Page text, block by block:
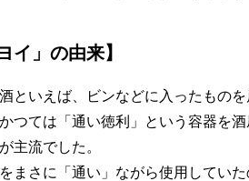
イ」の由来】
といえば、ビンなどに入ったもの
つては「通い徳利」という容器を
主流でした。
まさに「通い」ながら使用してい